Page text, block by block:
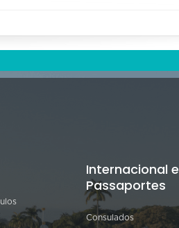
Internacional e
Passaportes
Consulados